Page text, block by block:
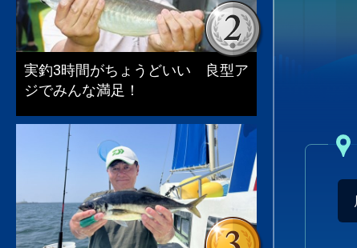
実釣3時間がちょうどいい 良型ア
ジでみんな満足！